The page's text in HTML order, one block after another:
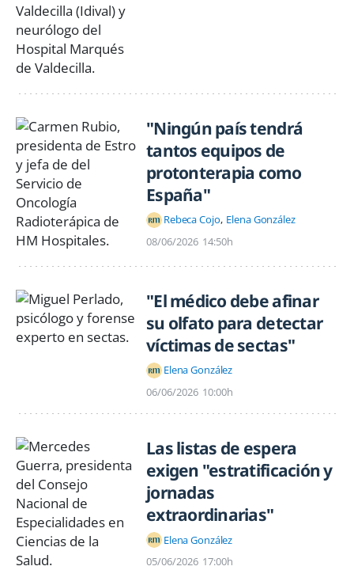
"Ningún país tendrá
tantos equipos de
protonterapia como
España"
Rebeca Cojo Elena González
08/06/2026 14:50h
"El médico debe afinar
su olfato para detectar
víctimas de sectas"
Elena González
06/06/2026 10:00h
Las listas de espera
exigen "estratificación y
jornadas
extraordinarias"
Elena González
05/06/2026 17:00h